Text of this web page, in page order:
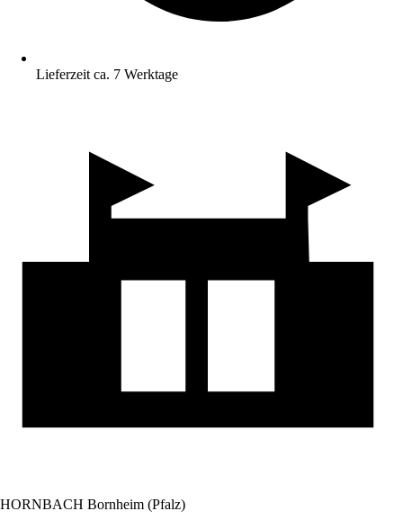
Lieferzeit ca. 7 Werktage
HORNBACH Bornheim (Pfalz)